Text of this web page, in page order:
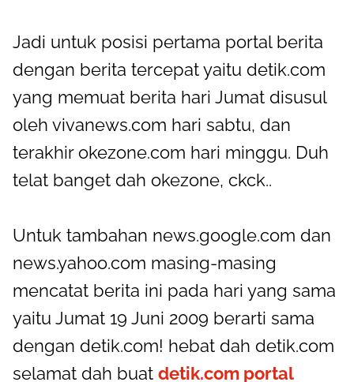
Jadi untuk posisi pertama portal berita
dengan berita tercepat yaitu detik.com
yang memuat berita hari Jumat disusul
oleh vivanews.com hari sabtu, dan
terakhir okezone.com hari minggu. Duh
telat banget dah okezone, ckck..
Untuk tambahan news.google.com dan
news.yahoo.com masing-masing
mencatat berita ini pada hari yang sama
yaitu Jumat 19 Juni 2009 berarti sama
dengan detik.com! hebat dah detik.com
selamat dah buat detik.com portal